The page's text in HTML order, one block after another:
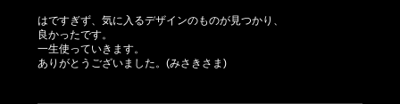
はですぎず、気に入るデザインのものが見つかり、
良かったです。
一生使っていきます。
ありがとうございました。(みさきさま)